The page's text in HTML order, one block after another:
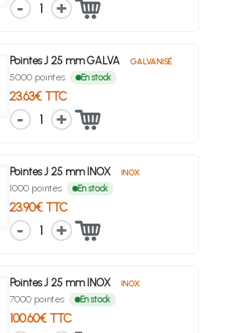
1
Pointes J 25 mm GALVA GALVANISÉ
5000 pointes En stock
23.63€ TTC
1
Pointes J 25 mm INOX INOX
1000 pointes En stock
23.90€ TTC
1
Pointes J 25 mm INOX INOX
7000 pointes En stock
100.60€ TTC